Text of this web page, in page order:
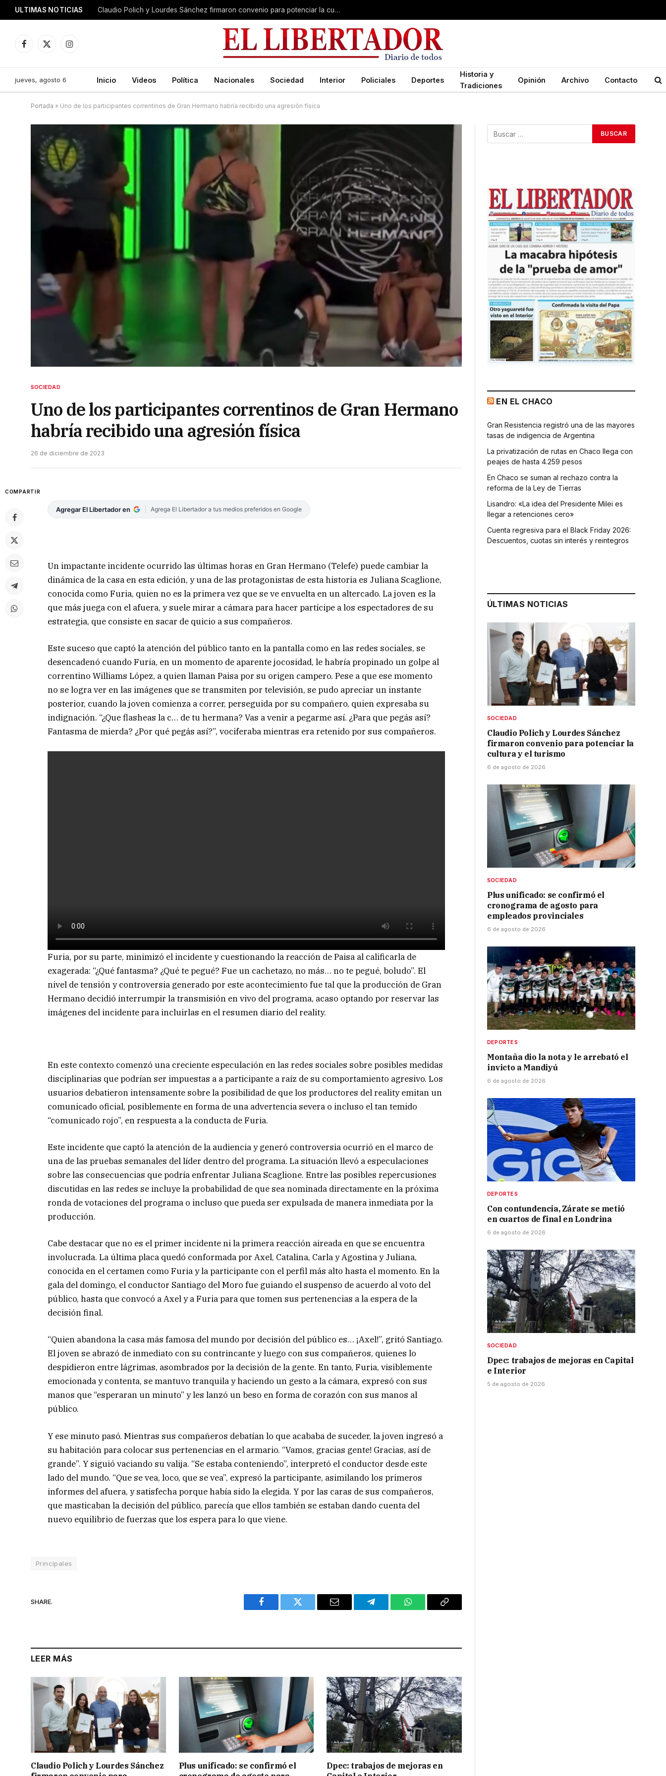
ULTIMAS NOTICIAS Claudio Polich y Lourdes Sánchez firmaron convenio para potenciar la cultura y el turismo
Facebook
X
Instagram
jueves, agosto 6 Inicio Videos Política Nacionales Sociedad Interior Policiales Deportes
Historia y
Tradiciones
Opinión Archivo Contacto
Portada » Uno de los participantes correntinos de Gran Hermano habría recibido una agresión física
SOCIEDAD
Uno de los participantes correntinos de Gran Hermano
habría recibido una agresión física
26 de diciembre de 2023
COMPARTIR
Agregar El Libertador en Agrega El Libertador a tus medios preferidos en Google
Un impactante incidente ocurrido las últimas horas en Gran Hermano (Telefe) puede cambiar la
dinámica de la casa en esta edición, y una de las protagonistas de esta historia es Juliana Scaglione,
conocida como Furia, quien no es la primera vez que se ve envuelta en un altercado. La joven es la
que más juega con el afuera, y suele mirar a cámara para hacer partícipe a los espectadores de su
estrategia, que consiste en sacar de quicio a sus compañeros.
Este suceso que captó la atención del público tanto en la pantalla como en las redes sociales, se
desencadenó cuando Furia, en un momento de aparente jocosidad, le habría propinado un golpe al
correntino Williams López, a quien llaman Paisa por su origen campero. Pese a que ese momento
no se logra ver en las imágenes que se transmiten por televisión, se pudo apreciar un instante
posterior, cuando la joven comienza a correr, perseguida por su compañero, quien expresaba su
indignación. “¿Que flasheas la c… de tu hermana? Vas a venir a pegarme así. ¿Para que pegás así?
Fantasma de mierda? ¿Por qué pegás así?”, vociferaba mientras era retenido por sus compañeros.
Furia, por su parte, minimizó el incidente y cuestionando la reacción de Paisa al calificarla de
exagerada: “¿Qué fantasma? ¿Qué te pegué? Fue un cachetazo, no más… no te pegué, boludo”. El
nivel de tensión y controversia generado por este acontecimiento fue tal que la producción de Gran
Hermano decidió interrumpir la transmisión en vivo del programa, acaso optando por reservar las
imágenes del incidente para incluirlas en el resumen diario del reality.
En este contexto comenzó una creciente especulación en las redes sociales sobre posibles medidas
disciplinarias que podrían ser impuestas a a participante a raíz de su comportamiento agresivo. Los
usuarios debatieron intensamente sobre la posibilidad de que los productores del reality emitan un
comunicado oficial, posiblemente en forma de una advertencia severa o incluso el tan temido
“comunicado rojo”, en respuesta a la conducta de Furia.
Este incidente que captó la atención de la audiencia y generó controversia ocurrió en el marco de
una de las pruebas semanales del líder dentro del programa. La situación llevó a especulaciones
sobre las consecuencias que podría enfrentar Juliana Scaglione. Entre las posibles repercusiones
discutidas en las redes se incluye la probabilidad de que sea nominada directamente en la próxima
ronda de votaciones del programa o incluso que pueda ser expulsada de manera inmediata por la
producción.
Cabe destacar que no es el primer incidente ni la primera reacción aireada en que se encuentra
involucrada. La última placa quedó conformada por Axel, Catalina, Carla y Agostina y Juliana,
conocida en el certamen como Furia y la participante con el perfil más alto hasta el momento. En la
gala del domingo, el conductor Santiago del Moro fue guiando el suspenso de acuerdo al voto del
público, hasta que convocó a Axel y a Furia para que tomen sus pertenencias a la espera de la
decisión final.
“Quien abandona la casa más famosa del mundo por decisión del público es… ¡Axel!”, gritó Santiago.
El joven se abrazó de inmediato con su contrincante y luego con sus compañeros, quienes lo
despidieron entre lágrimas, asombrados por la decisión de la gente. En tanto, Furia, visiblemente
emocionada y contenta, se mantuvo tranquila y haciendo un gesto a la cámara, expresó con sus
manos que “esperaran un minuto” y les lanzó un beso en forma de corazón con sus manos al
público.
Y ese minuto pasó. Mientras sus compañeros debatían lo que acababa de suceder, la joven ingresó a
su habitación para colocar sus pertenencias en el armario. “Vamos, gracias gente! Gracias, así de
grande”. Y siguió vaciando su valija. “Se estaba conteniendo”, interpretó el conductor desde este
lado del mundo. “Que se vea, loco, que se vea”, expresó la participante, asimilando los primeros
informes del afuera, y satisfecha porque había sido la elegida. Y por las caras de sus compañeros,
que masticaban la decisión del público, parecía que ellos también se estaban dando cuenta del
nuevo equilibrio de fuerzas que los espera para lo que viene.
Principales
SHARE.
Facebook Twitter Email Telegram WhatsAppCopy
LEER MÁS
Claudio Polich y Lourdes Sánchez
Plus unificado: se confirmó el
Dpec: trabajos de mejoras en
EN EL CHACO
Gran Resistencia registró una de las mayores
tasas de indigencia de Argentina
La privatización de rutas en Chaco llega con
peajes de hasta 4.259 pesos
En Chaco se suman al rechazo contra la
reforma de la Ley de Tierras
Lisandro: «La idea del Presidente Milei es
llegar a retenciones cero»
Cuenta regresiva para el Black Friday 2026:
Descuentos, cuotas sin interés y reintegros
ÚLTIMAS NOTICIAS
SOCIEDAD
Claudio Polich y Lourdes Sánchez
firmaron convenio para potenciar la
cultura y el turismo
6 de agosto de 2026
SOCIEDAD
Plus unificado: se confirmó el
cronograma de agosto para
empleados provinciales
6 de agosto de 2026
DEPORTES
Montaña dio la nota y le arrebató el
invicto a Mandiyú
6 de agosto de 2026
DEPORTES
Con contundencia, Zárate se metió
en cuartos de final en Londrina
6 de agosto de 2026
SOCIEDAD
Dpec: trabajos de mejoras en Capital
e Interior
5 de agosto de 2026